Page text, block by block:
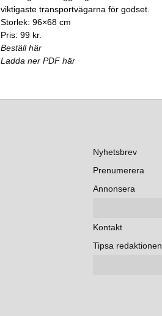
viktigaste transportvägarna för godset.
Storlek: 96×68 cm
Pris: 99 kr.
Beställ här
Ladda ner PDF här
Nyhetsbrev
Prenumerera
Annonsera
Kontakt
Tipsa redaktionen